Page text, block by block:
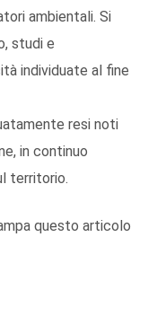
ambientali. Si
studi e
individuate al fine
resi noti
in continuo
territorio.
questo articolo